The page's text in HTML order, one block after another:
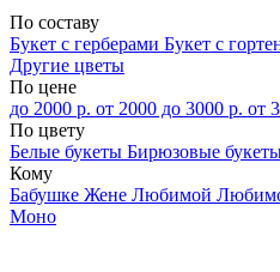
По составу
Букет с герберами Букет с
Другие цветы
По цене
до 2000 р. от 2000 до 3000 р. от
По цвету
Белые букеты Бирюзовые
Кому
Бабушке Жене Любимой
Моно